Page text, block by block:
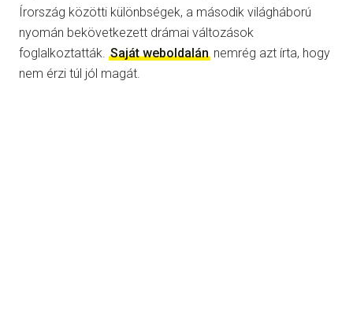
Írország közötti különbségek, a második világháború
nyomán bekövetkezett drámai változások
foglalkoztatták. Saját weboldalán nemrég azt írta, hogy
nem érzi túl jól magát.